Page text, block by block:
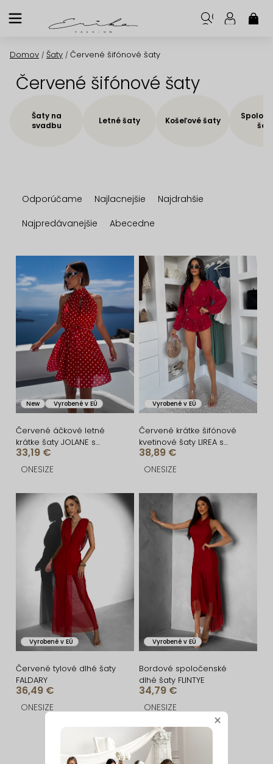
na
Domov / Šaty / Červené šifónové šaty
Červené šifónové šaty
Šaty na
svadbu
Letné šaty Košeľové šaty
a
d
n
i
p
o
d
u
k
t
o
v
Odporúčame Najlacnejšie
Najdrahšie
Najpredávanejšie
Abecedne
V
ý
p
i
s
r
o
d
u
k
o
v
New Vyrobené v EÚ
Červené áčkové letné
krátke šaty JOLANE s
bodkami
33,19 €
ONESIZE
Vyrobené v EÚ
Červené krátke šifónové
kvetinové šaty LIREA s
kraťaskami
38,89 €
ONESIZE
Vyrobené v EÚ
Červené tylové dlhé šaty
FALDARY
36,49 €
ONESIZE
Vyrobené v EÚ
Bordové spoločenské
dlhé šaty FLINTYE
34,79 €
ONESIZE
×